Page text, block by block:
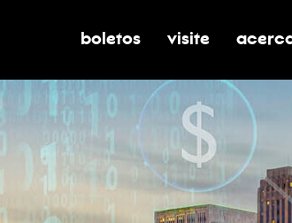
alternar submenú de
boletos alternar
visite